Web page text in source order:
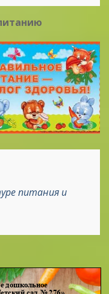
питания и